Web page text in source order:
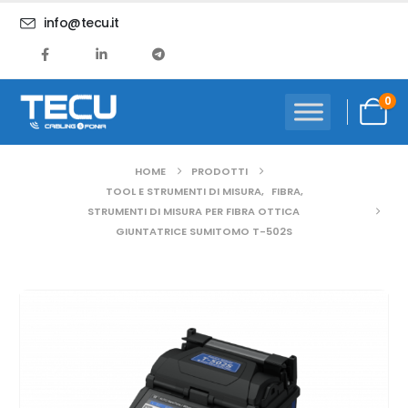
info@tecu.it
0
HOME
PRODOTTI
TOOL E STRUMENTI DI MISURA, FIBRA,
STRUMENTI DI MISURA PER FIBRA OTTICA
GIUNTATRICE SUMITOMO T-502S